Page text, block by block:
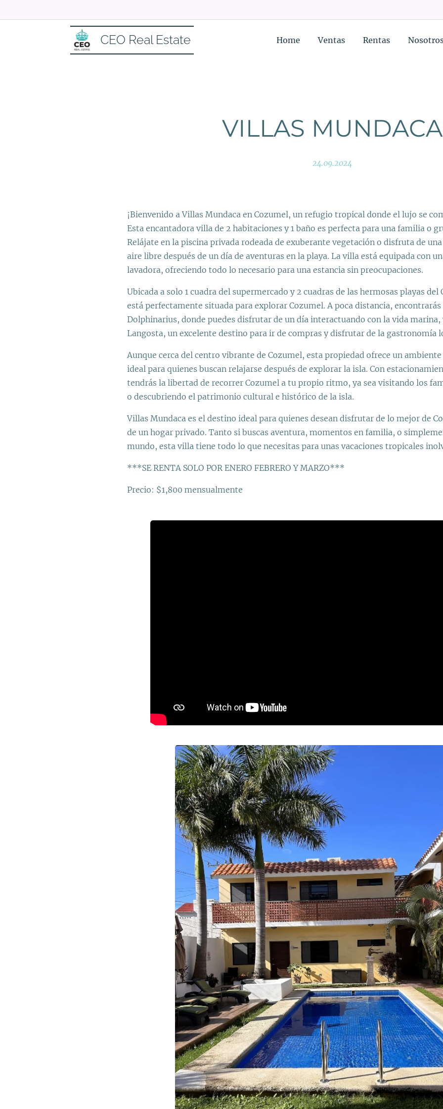
CEO Real Estate Home Ventas Rentas
VILLAS MUNDACA
24.09.2024
¡Bienvenido a Villas Mundaca en Cozumel, un refugio tropical donde el lujo se
Esta encantadora villa de 2 habitaciones y 1 baño es perfecta para una familia o
Relájate en la piscina privada rodeada de exuberante vegetación o disfruta de
aire libre después de un día de aventuras en la playa. La villa está equipada con
lavadora, ofreciendo todo lo necesario para una estancia sin preocupaciones.
Ubicada a solo 1 cuadra del supermercado y 2 cuadras de las hermosas playas del
está perfectamente situada para explorar Cozumel. A poca distancia,
Dolphinarius, donde puedes disfrutar de un día interactuando con la vida marina,
Langosta, un excelente destino para ir de compras y disfrutar de la gastronomía
Aunque cerca del centro vibrante de Cozumel, esta propiedad ofrece un
ideal para quienes buscan relajarse después de explorar la isla. Con
tendrás la libertad de recorrer Cozumel a tu propio ritmo, ya sea visitando los
o descubriendo el patrimonio cultural e histórico de la isla.
Villas Mundaca es el destino ideal para quienes desean disfrutar de lo mejor de
de un hogar privado. Tanto si buscas aventura, momentos en familia, o
mundo, esta villa tiene todo lo que necesitas para unas vacaciones tropicales
***SE RENTA SOLO POR ENERO FEBRERO Y MARZO***
Precio: $1,800 mensualmente